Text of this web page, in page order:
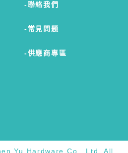
聯絡我們
常見問題
供應商專區
Yu Hardware Co., Ltd. All